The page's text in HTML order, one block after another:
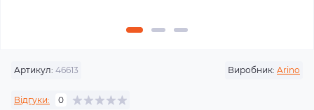
Артикул: 46613 Виробник: Arino
Відгуки: 0